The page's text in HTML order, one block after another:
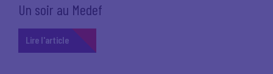
Un soir au Medef
Lire l'article